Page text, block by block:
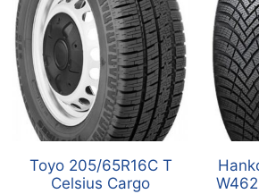
Toyo 205/65R16C T
Celsius Cargo